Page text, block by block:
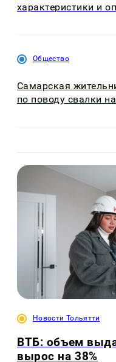
характеристики и
Общество
Самарская
по поводу свалки
Новости Тольятти
ВТБ: объем
вырос на 38%